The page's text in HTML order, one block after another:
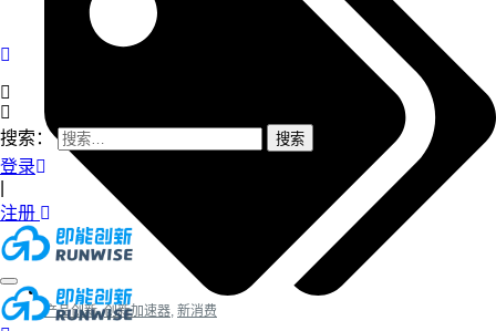
搜索：
登录
注册
产品创新,创新加速器 新消费